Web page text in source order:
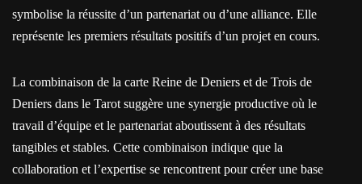
symbolise la réussite d’un partenariat ou d’une alliance. Elle
représente les premiers résultats positifs d’un projet en cours.
La combinaison de la carte Reine de Deniers et de Trois de
Deniers dans le Tarot suggère une synergie productive où le
travail d’équipe et le partenariat aboutissent à des résultats
tangibles et stables. Cette combinaison indique que la
collaboration et l’expertise se rencontrent pour créer une base